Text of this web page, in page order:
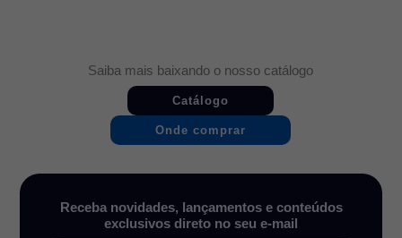
Saiba mais baixando o nosso catálogo
Catálogo
Onde comprar
Receba novidades, lançamentos e conteúdos
exclusivos direto no seu e-mail